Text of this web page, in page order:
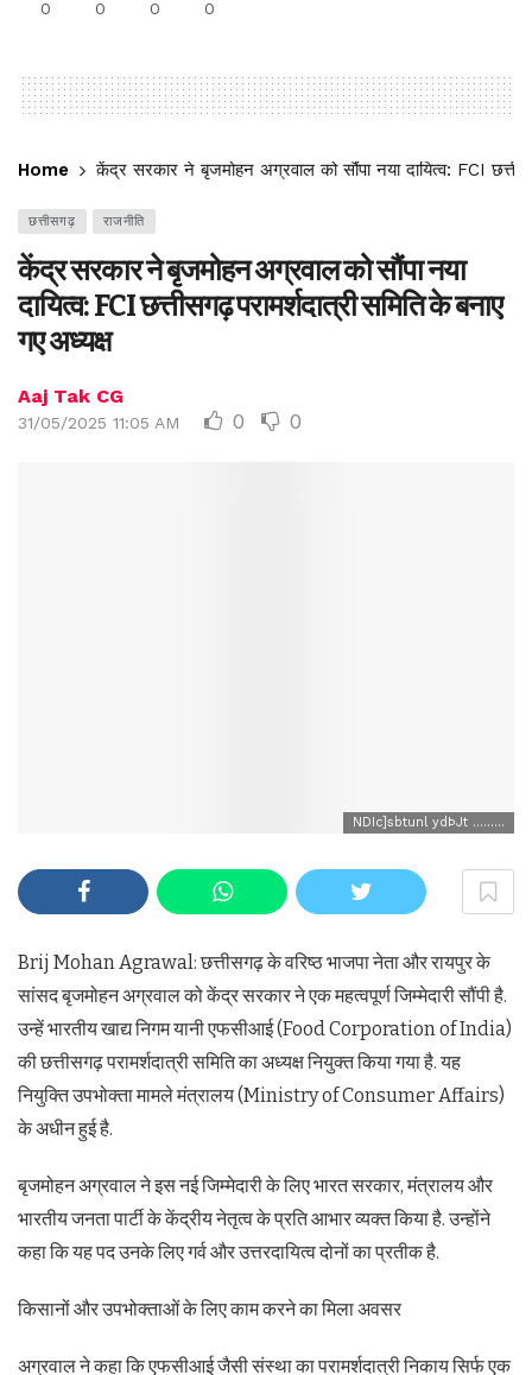
0 0 0 0
Home केंद्र सरकार ने बृजमोहन अग्रवाल को सौंपा नया दायित्व: FCI
छत्तीसगढ़ राजनीति
केंद्र सरकार ने बृजमोहन अग्रवाल को सौंपा नया
दायित्व: FCI छत्तीसगढ़ परामर्शदात्री समिति के बनाए
गए अध्यक्ष
Aaj Tak CG
31/05/2025 11:05 AM 0 0
NDIc]sbtunl ydÞJt .........
Brij Mohan Agrawal: छत्तीसगढ़ के वरिष्ठ भाजपा नेता और रायपुर के
सांसद बृजमोहन अग्रवाल को केंद्र सरकार ने एक महत्वपूर्ण जिम्मेदारी सौंपी है.
उन्हें भारतीय खाद्य निगम यानी एफसीआई (Food Corporation of India)
की छत्तीसगढ़ परामर्शदात्री समिति का अध्यक्ष नियुक्त किया गया है. यह
नियुक्ति उपभोक्ता मामले मंत्रालय (Ministry of Consumer Affairs)
के अधीन हुई है.
बृजमोहन अग्रवाल ने इस नई जिम्मेदारी के लिए भारत सरकार, मंत्रालय और
भारतीय जनता पार्टी के केंद्रीय नेतृत्व के प्रति आभार व्यक्त किया है. उन्होंने
कहा कि यह पद उनके लिए गर्व और उत्तरदायित्व दोनों का प्रतीक है.
किसानों और उपभोक्ताओं के लिए काम करने का मिला अवसर
अग्रवाल ने कहा कि एफसीआई जैसी संस्था का परामर्शदात्री निकाय सिर्फ एक